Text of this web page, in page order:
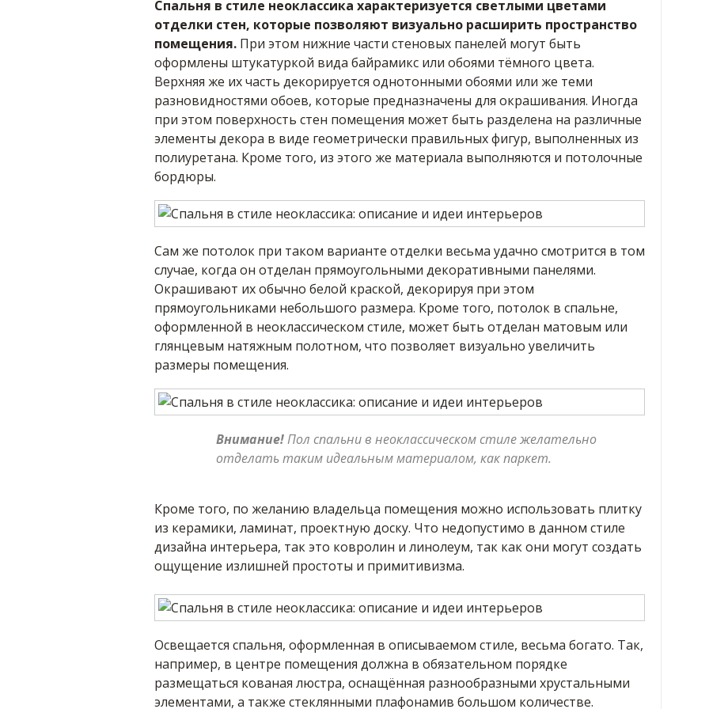
Спальня в стиле неоклассика характеризуется светлыми цветами
отделки стен, которые позволяют визуально расширить пространство
помещения.При этом нижние части стеновых панелей могут быть
оформлены штукатуркой вида байрамикс или обоями тёмного цвета.
Верхняя же их часть декорируется однотонными обоями или же теми
разновидностями обоев, которые предназначены для окрашивания. Иногда
при этом поверхность стен помещения может быть разделена на различные
элементы декора в виде геометрически правильных фигур, выполненных из
полиуретана. Кроме того, из этого же материала выполняются и потолочные
бордюры.
Сам же потолок при таком варианте отделки весьма удачно смотрится в том
случае, когда он отделан прямоугольными декоративными панелями.
Окрашивают их обычно белой краской, декорируя при этом
прямоугольниками небольшого размера. Кроме того, потолок в спальне,
оформленной в неоклассическом стиле, может быть отделан матовым или
глянцевым натяжным полотном, что позволяет визуально увеличить
размеры помещения.
Внимание!Пол спальни в неоклассическом стиле желательно
отделать таким идеальным материалом, как паркет.
Кроме того, по желанию владельца помещения можно использовать плитку
из керамики, ламинат, проектную доску. Что недопустимо в данном стиле
дизайна интерьера, так это ковролин и линолеум, так как они могут создать
ощущение излишней простоты и примитивизма.
Освещается спальня, оформленная в описываемом стиле, весьма богато. Так,
например, в центре помещения должна в обязательном порядке
размещаться кованая люстра, оснащённая разнообразными хрустальными
элементами, а также стеклянными плафонамив большом количестве.